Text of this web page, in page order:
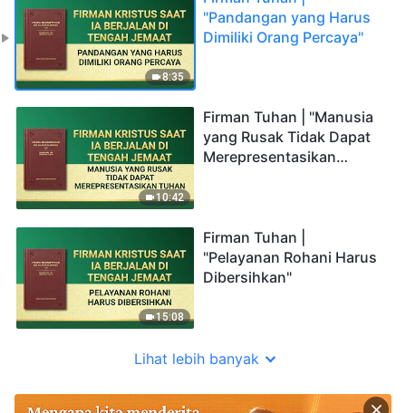
8:35
"Pandangan yang Harus
Dimiliki Orang Percaya"
10:42
Firman Tuhan | "Manusia
yang Rusak Tidak Dapat
Merepresentasikan
15:08
Firman Tuhan |
"Pelayanan Rohani Harus
Dibersihkan"
Lihat lebih banyak